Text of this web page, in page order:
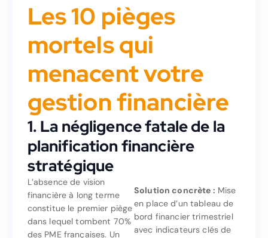
Les 10 pièges
mortels qui
menacent votre
gestion financière
1. La négligence fatale de la
planification financière
stratégique
L’absence de vision
financière à long terme
constitue le premier piège
dans lequel tombent 70%
des PME françaises. Un
Solution concrète : Mise
en place d’un tableau de
bord financier trimestriel
avec indicateurs clés de
Les 10 pièges
mortels qui
menacent votre
gestion financière
1. La négligence fatale de la
planification financière
stratégique
L’absence de vision
financière à long terme
constitue le premier piège
Solution concrète :
Mise
en place d’un tableau de